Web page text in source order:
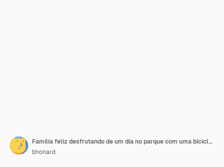
Família feliz desfrutando de um dia no parque com uma bicicleta em um dia ensolarado
bhonard